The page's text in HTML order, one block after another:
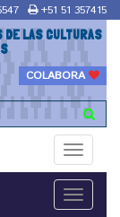
+51 51 357415
DE LAS CULTURAS
COLABORA
Toggle
Toggle